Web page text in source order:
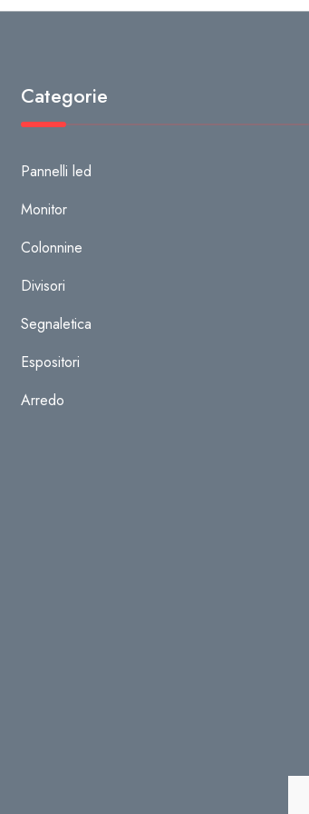
Categorie
Pannelli led
Monitor
Colonnine
Divisori
Segnaletica
Espositori
Arredo